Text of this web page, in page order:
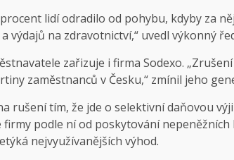
lidí odradilo od pohybu, kdyby za
výdajů na zdravotnictví,“ uvedl výkonný
zařizuje i firma Sodexo.
zaměstnanců v Česku,“ zmínil jeho
rušení tím, že jde o selektivní daňovou
firmy podle ní od poskytování
nejvyužívanějších výhod.